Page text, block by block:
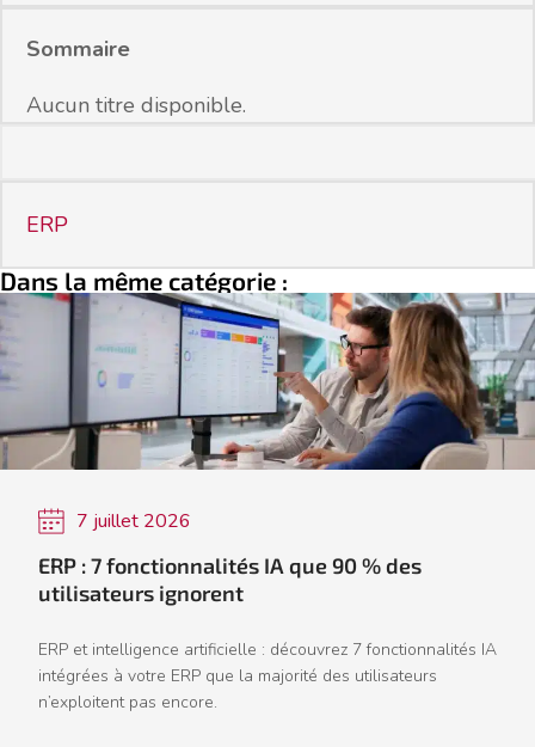
Sommaire
Aucun titre disponible.
ERP
Dans la même catégorie :
7 juillet 2026
ERP : 7 fonctionnalités IA que 90 % des
utilisateurs ignorent
ERP et intelligence artificielle : découvrez 7 fonctionnalités IA
intégrées à votre ERP que la majorité des utilisateurs
n’exploitent pas encore.